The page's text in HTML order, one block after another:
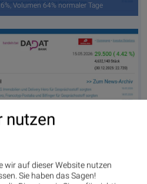
Volumen 64% normaler Tage
340% normaler Tage
nutzen
wir auf dieser Website nutzen
Sie haben das Sagen!